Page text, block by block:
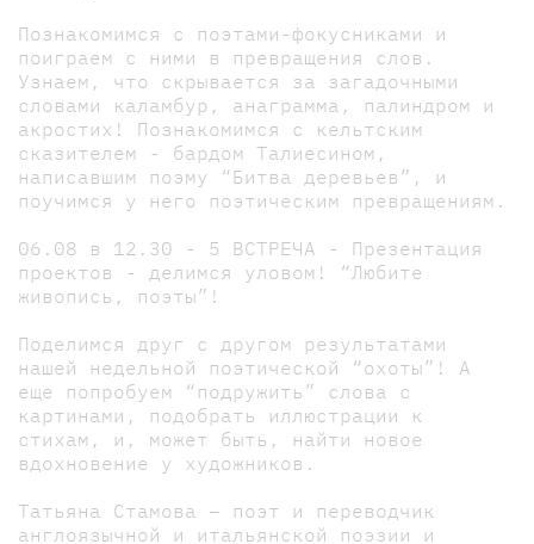
Познакомимся с поэтами-фокусниками и
поиграем с ними в превращения слов.
Узнаем, что скрывается за загадочными
словами каламбур, анаграмма, палиндром и
акростих! Познакомимся с кельтским
сказителем - бардом Талиесином,
написавшим поэму “Битва деревьев”, и
поучимся у него поэтическим превращениям.
06.08 в 12.30 - 5 ВСТРЕЧА - Презентация
проектов - делимся уловом! “Любите
живопись, поэты”!
Поделимся друг с другом результатами
нашей недельной поэтической “охоты”! А
еще попробуем “подружить” слова с
картинами, подобрать иллюстрации к
стихам, и, может быть, найти новое
вдохновение у художников.
Татьяна Стамова – поэт и переводчик
англоязычной и итальянской поэзии и